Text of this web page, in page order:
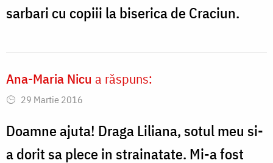
sarbari cu copiii la biserica de Craciun.
Ana-Maria Nicu a răspuns:
29 Martie 2016
Doamne ajuta! Draga Liliana, sotul meu si-
a dorit sa plece in strainatate. Mi-a fost